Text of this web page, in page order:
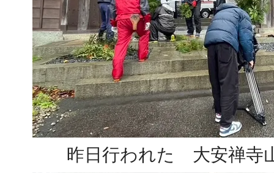
昨日行われた 大安禅寺